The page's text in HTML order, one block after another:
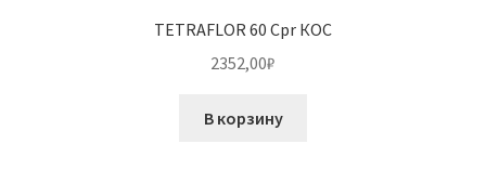
TETRAFLOR 60 Cpr КОС
2352,00₽
В корзину